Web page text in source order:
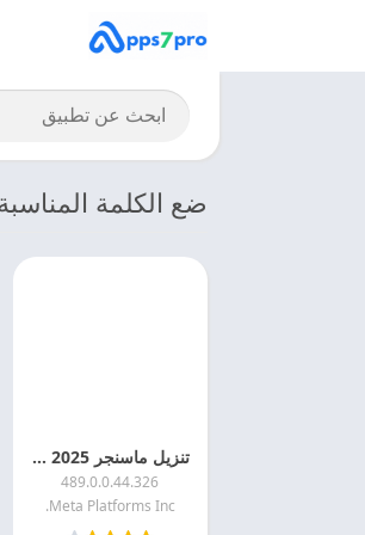
ضع الكلمة
تنزيل ماسنجر 2025 Messenger APK احدث اصدار مجانا
489.0.0.44.326
Meta Platforms Inc.